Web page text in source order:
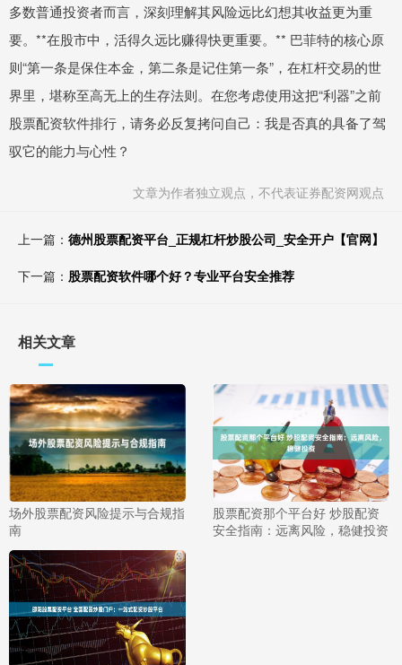
多数普通投资者而言，深刻理解其风险远比幻想其收益更为重
要。**在股市中，活得久远比赚得快更重要。** 巴菲特的核心原
则“第一条是保住本金，第二条是记住第一条”，在杠杆交易的世
界里，堪称至高无上的生存法则。在您考虑使用这把“利器”之前
股票配资软件排行，请务必反复拷问自己：我是否真的具备了驾
驭它的能力与心性？
文章为作者独立观点，不代表证券配资网观点
上一篇： 德州股票配资平台_正规杠杆炒股公司_安全开户【官网】
下一篇： 股票配资软件哪个好？专业平台安全推荐
相关文章
场外股票配资风险提示与合规指
南
股票配资那个平台好 炒股配资
安全指南：远离风险，稳健投资